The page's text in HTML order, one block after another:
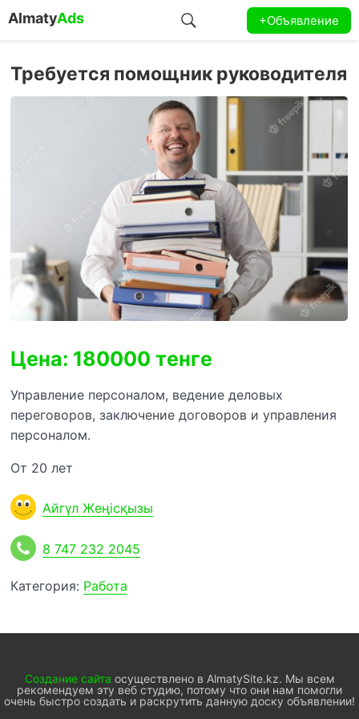
AlmatyAds +Объявление
Требуется помощник руководителя
Цена: 180000 тенге
Управление персоналом, ведение деловых
переговоров, заключение договоров и управления
персоналом.
От 20 лет
Айгүл Жеңісқызы
8 747 232 2045
Категория: Работа
Создание сайта осуществлено в AlmatySite.kz. Мы всем
рекомендуем эту веб студию, потому что они нам помогли
очень быстро создать и раскрутить данную доску объявлении!